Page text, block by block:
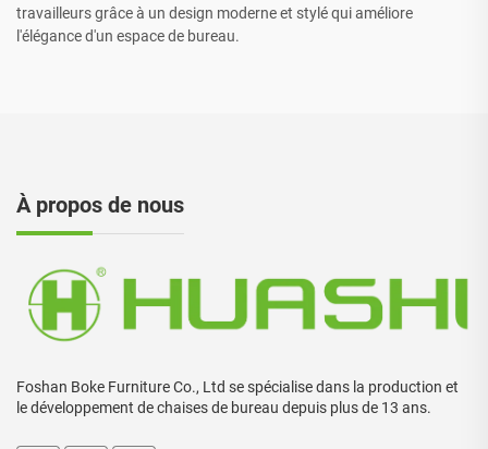
travailleurs grâce à un design moderne et stylé qui améliore
l'élégance d'un espace de bureau.
À propos de nous
Foshan Boke Furniture Co., Ltd se spécialise dans la production et
le développement de chaises de bureau depuis plus de 13 ans.